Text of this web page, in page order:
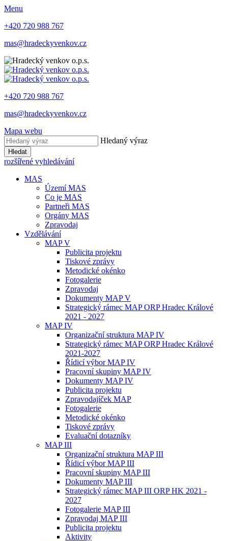
Menu
+420 720 988 767
mas@hradeckyvenkov.cz
+420 720 988 767
mas@hradeckyvenkov.cz
Mapa webu
Hledaný výraz
Hledat
rozšířené vyhledávání
MAS
Území MAS
Co je MAS
Partneři MAS
Orgány MAS
Zpravodaj
Vzdělávání
MAP V
Publicita projektu
Tiskové zprávy
Metodické okénko
Fotogalerie
Zpravodaj
Dokumenty MAP V
Strategický rámec MAP ORP Hradec Králové
2021 - 2027
MAP IV
Organizační struktura MAP IV
Strategický rámec MAP ORP Hradec Králové
2021-2027
Řídicí výbor MAP IV
Pracovní skupiny MAP IV
Dokumenty MAP IV
Publicita projektu
Zpravodajíček MAP
Fotogalerie
Metodické okénko
Tiskové zprávy
Evaluační dotazníky
MAP III
Organizační struktura MAP III
Řídicí výbor MAP III
Pracovní skupiny MAP III
Dokumenty MAP III
Strategický rámec MAP III ORP HK 2021 -
2027
Fotogalerie MAP III
Zpravodaj MAP III
Publicita projektu
Aktivity